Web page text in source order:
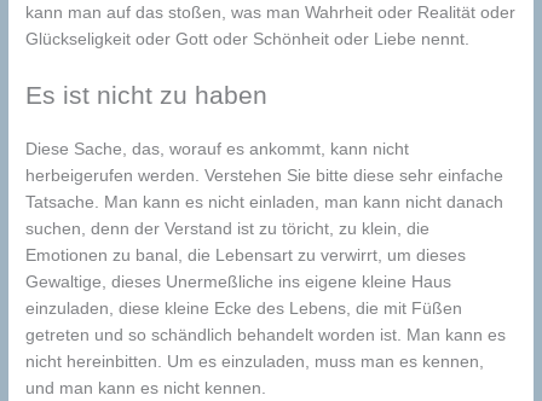
kann man auf das stoßen, was man Wahrheit oder Realität oder
Glückseligkeit oder Gott oder Schönheit oder Liebe nennt.
Es ist nicht zu haben
Diese Sache, das, worauf es ankommt, kann nicht
herbeigerufen werden. Verstehen Sie bitte diese sehr einfache
Tatsache. Man kann es nicht einladen, man kann nicht danach
suchen, denn der Verstand ist zu töricht, zu klein, die
Emotionen zu banal, die Lebensart zu verwirrt, um dieses
Gewaltige, dieses Unermeßliche ins eigene kleine Haus
einzuladen, diese kleine Ecke des Lebens, die mit Füßen
getreten und so schändlich behandelt worden ist. Man kann es
nicht hereinbitten. Um es einzuladen, muss man es kennen,
und man kann es nicht kennen.